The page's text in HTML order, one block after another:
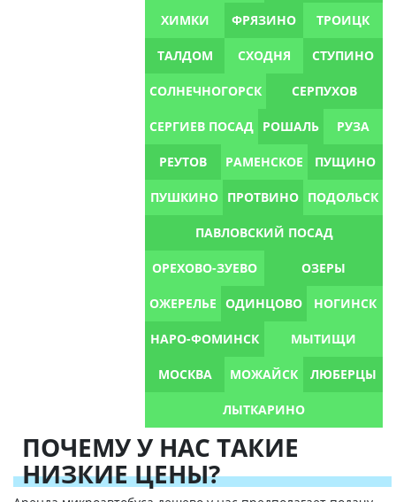
ХИМКИ ФРЯЗИНО ТРОИЦК
ТАЛДОМ СХОДНЯ СТУПИНО
СОЛНЕЧНОГОРСК СЕРПУХОВ
СЕРГИЕВ ПОСАД РОШАЛЬ РУЗА
РЕУТОВ РАМЕНСКОЕ ПУЩИНО
ПУШКИНО ПРОТВИНО ПОДОЛЬСК
ПАВЛОВСКИЙ ПОСАД
ОРЕХОВО-ЗУЕВО ОЗЕРЫ
ОЖЕРЕЛЬЕ ОДИНЦОВО НОГИНСК
НАРО-ФОМИНСК МЫТИЩИ
МОСКВА МОЖАЙСК ЛЮБЕРЦЫ
ЛЫТКАРИНО
ПОЧЕМУ У НАС ТАКИЕ
НИЗКИЕ ЦЕНЫ?